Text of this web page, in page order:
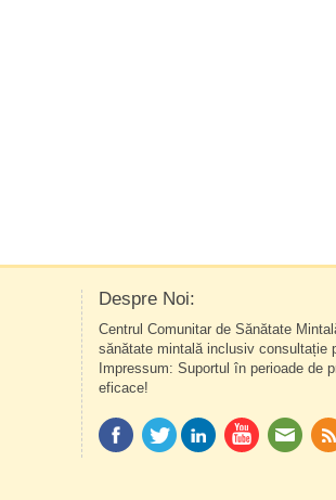
Despre Noi:
Centrul Comunitar de Sănătate
sănătate mintală inclusiv consultație
Impressum: Suportul în perioade de
eficace!